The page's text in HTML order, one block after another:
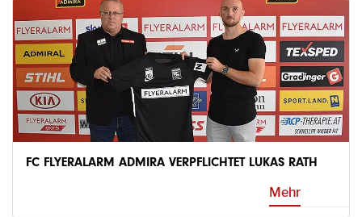
FC FLYERALARM ADMIRA VERPFLICHTET LUKAS RATH
Mehr